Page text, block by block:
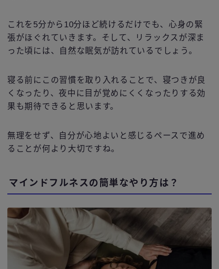
これを5分から10分ほど続けるだけでも、心身の緊
張がほぐれていきます。そして、リラックスが深ま
った頃には、自然な眠気が訪れているでしょう。
寝る前にこの習慣を取り入れることで、寝つきが良
くなったり、夜中に目が覚めにくくなったりする効
果も期待できると思います。
無理をせず、自分が心地よいと感じるペースで進め
ることが何より大切ですね。
マインドフルネスの簡単なやり方は？